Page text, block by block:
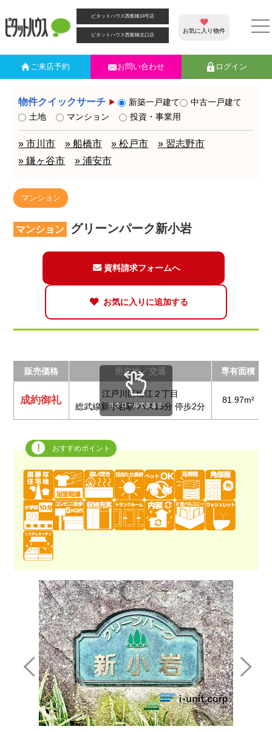
ピタットハウス西船橋14号店
ピタットハウス西船橋北口店
お気に入り物件
ご来店予約 お問い合わせ ログイン
物件クイックサーチ 新築一戸建て
中古一戸建て
土地
マンション 投資・事業用
» 市川市 » 船橋市 » 松戸市
» 習志野市
» 鎌ヶ谷市
» 浦安市
マンション
マンション グリーンパーク新小岩
資料請求フォームへ
お気に入りに追加する
販売価格 所在地／交通 専有面積
成約御礼
江戸川区松江２丁目
総武線新小岩駅 バス15分 停歩2分
81.97m²
スクロールできます
おすすめポイント